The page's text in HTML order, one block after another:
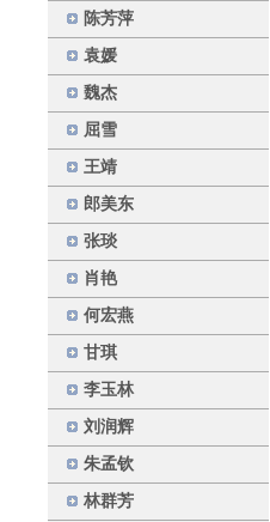
陈芳萍
袁媛
魏杰
屈雪
王靖
郎美东
张琰
肖艳
何宏燕
甘琪
李玉林
刘润辉
朱孟钦
林群芳